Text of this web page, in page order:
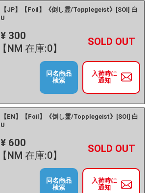
【JP】【Foil】《倒し霊/Topplegeist》[SOI] 白
U
¥ 300
【NM 在庫:0】
－ +
入荷時に
通知
同名商品
検索
【EN】【Foil】《倒し霊/Topplegeist》[SOI] 白
U
¥ 600
【NM 在庫:0】
－ +
入荷時に
通知
同名商品
検索